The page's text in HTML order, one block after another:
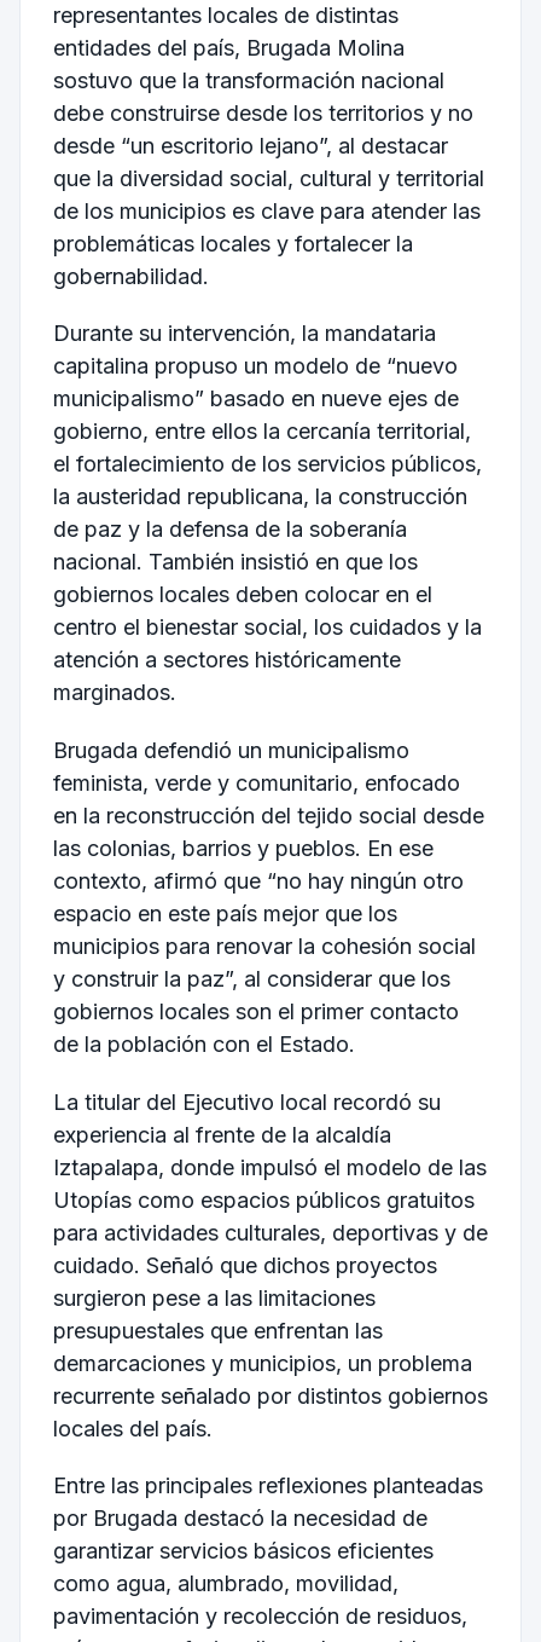
representantes locales de distintas
entidades del país, Brugada Molina
sostuvo que la transformación nacional
debe construirse desde los territorios y no
desde “un escritorio lejano”, al destacar
que la diversidad social, cultural y territorial
de los municipios es clave para atender las
problemáticas locales y fortalecer la
gobernabilidad.
Durante su intervención, la mandataria
capitalina propuso un modelo de “nuevo
municipalismo” basado en nueve ejes de
gobierno, entre ellos la cercanía territorial,
el fortalecimiento de los servicios públicos,
la austeridad republicana, la construcción
de paz y la defensa de la soberanía
nacional. También insistió en que los
gobiernos locales deben colocar en el
centro el bienestar social, los cuidados y la
atención a sectores históricamente
marginados.
Brugada defendió un municipalismo
feminista, verde y comunitario, enfocado
en la reconstrucción del tejido social desde
las colonias, barrios y pueblos. En ese
contexto, afirmó que “no hay ningún otro
espacio en este país mejor que los
municipios para renovar la cohesión social
y construir la paz”, al considerar que los
gobiernos locales son el primer contacto
de la población con el Estado.
La titular del Ejecutivo local recordó su
experiencia al frente de la alcaldía
Iztapalapa, donde impulsó el modelo de las
Utopías como espacios públicos gratuitos
para actividades culturales, deportivas y de
cuidado. Señaló que dichos proyectos
surgieron pese a las limitaciones
presupuestales que enfrentan las
demarcaciones y municipios, un problema
recurrente señalado por distintos gobiernos
locales del país.
Entre las principales reflexiones planteadas
por Brugada destacó la necesidad de
garantizar servicios básicos eficientes
como agua, alumbrado, movilidad,
pavimentación y recolección de residuos,